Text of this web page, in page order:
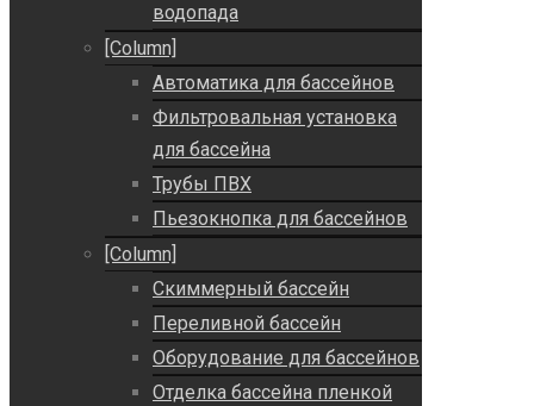
водопада
[Column]
Автоматика для бассейнов
Фильтровальная установка
для бассейна
Трубы ПВХ
Пьезокнопка для бассейнов
[Column]
Скиммерный бассейн
Переливной бассейн
Оборудование для бассейнов
Отделка бассейна пленкой